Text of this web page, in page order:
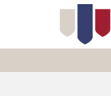
Zum
Zum Hauptinhalt springen